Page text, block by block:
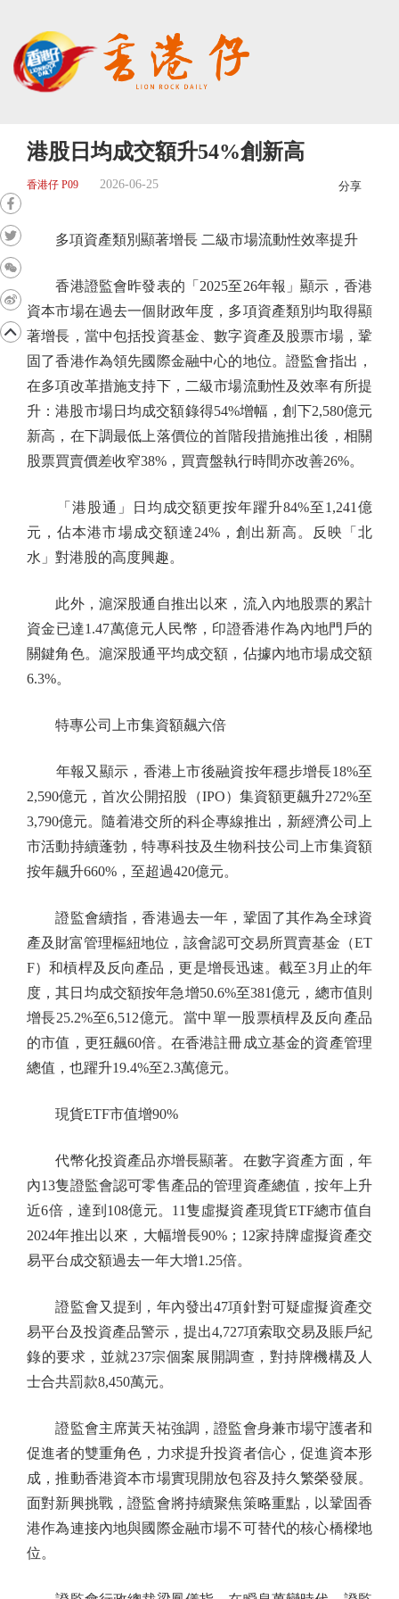
港股日均成交額升54%創新高
香港仔 P09 2026-06-25 分享
多項資產類別顯著增長 二級市場流動性效率提升
香港證監會昨發表的「2025至26年報」顯示，香港
資本市場在過去一個財政年度，多項資產類別均取得顯
著增長，當中包括投資基金、數字資產及股票市場，鞏
固了香港作為領先國際金融中心的地位。證監會指出，
在多項改革措施支持下，二級市場流動性及效率有所提
升：港股市場日均成交額錄得54%增幅，創下2,580億元
新高，在下調最低上落價位的首階段措施推出後，相關
股票買賣價差收窄38%，買賣盤執行時間亦改善26%。
「港股通」日均成交額更按年躍升84%至1,241億
元，佔本港市場成交額達24%，創出新高。反映「北
水」對港股的高度興趣。
此外，滬深股通自推出以來，流入內地股票的累計
資金已達1.47萬億元人民幣，印證香港作為內地門戶的
關鍵角色。滬深股通平均成交額，佔據內地市場成交額
6.3%。
特專公司上市集資額飆六倍
年報又顯示，香港上市後融資按年穩步增長18%至
2,590億元，首次公開招股（IPO）集資額更飆升272%至
3,790億元。隨着港交所的科企專線推出，新經濟公司上
市活動持續蓬勃，特專科技及生物科技公司上市集資額
按年飆升660%，至超過420億元。
證監會續指，香港過去一年，鞏固了其作為全球資
產及財富管理樞紐地位，該會認可交易所買賣基金（ET
F）和槓桿及反向產品，更是增長迅速。截至3月止的年
度，其日均成交額按年急增50.6%至381億元，總市值則
增長25.2%至6,512億元。當中單一股票槓桿及反向產品
的市值，更狂飆60倍。在香港註冊成立基金的資產管理
總值，也躍升19.4%至2.3萬億元。
現貨ETF市值增90%
代幣化投資產品亦增長顯著。在數字資產方面，年
內13隻證監會認可零售產品的管理資產總值，按年上升
近6倍，達到108億元。11隻虛擬資產現貨ETF總市值自
2024年推出以來，大幅增長90%；12家持牌虛擬資產交
易平台成交額過去一年大增1.25倍。
證監會又提到，年內發出47項針對可疑虛擬資產交
易平台及投資產品警示，提出4,727項索取交易及賬戶紀
錄的要求，並就237宗個案展開調查，對持牌機構及人
士合共罰款8,450萬元。
證監會主席黃天祐強調，證監會身兼市場守護者和
促進者的雙重角色，力求提升投資者信心，促進資本形
成，推動香港資本市場實現開放包容及持久繁榮發展。
面對新興挑戰，證監會將持續聚焦策略重點，以鞏固香
港作為連接內地與國際金融市場不可替代的核心橋樑地
位。